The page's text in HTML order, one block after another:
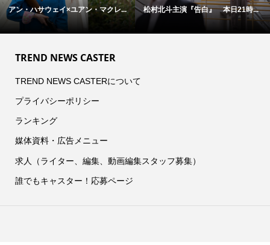
アン・ハサウェイ×ユアン・マクレ... 松村北斗主演『告白』 本日21時...
TREND NEWS CASTER
TREND NEWS CASTERについて
プライバシーポリシー
ランキング
媒体資料・広告メニュー
求人（ライター、編集、動画編集スタッフ募集）
誰でもキャスター！応募ページ